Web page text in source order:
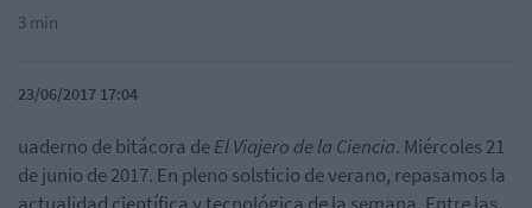
3 min
23/06/2017 17:04
uaderno de bitácora deEl Viajero de la Ciencia. Miércoles 21
de junio de 2017. En pleno solsticio de verano, repasamos la